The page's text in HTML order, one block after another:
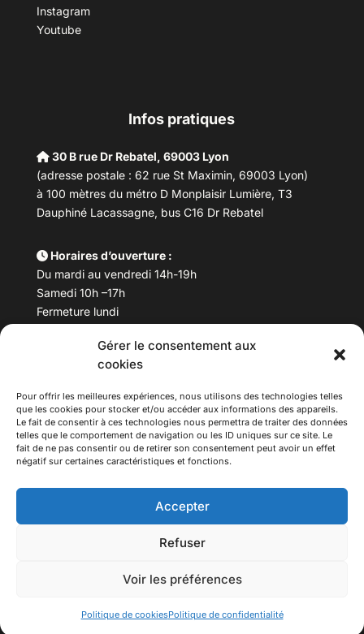
Gérer le consentement aux
cookies
Pour offrir les meilleures expériences, nous utilisons des technologies telles
que les cookies pour stocker et/ou accéder aux informations des appareils.
Le fait de consentir à ces technologies nous permettra de traiter des données
telles que le comportement de navigation ou les ID uniques sur ce site. Le
fait de ne pas consentir ou de retirer son consentement peut avoir un effet
négatif sur certaines caractéristiques et fonctions.
Accepter
Refuser
Voir les préférences
Politique de cookiesPolitique de confidentialité
Instagram
Youtube
Infos pratiques
30 B rue Dr Rebatel, 69003 Lyon
(adresse postale : 62 rue St Maximin, 69003 Lyon)
à 100 mètres du métro D Monplaisir Lumière, T3
Dauphiné Lacassagne, bus C16 Dr Rebatel
Horaires d’ouverture :
Du mardi au vendredi 14h-19h
Samedi 10h –17h
Fermeture lundi
Téléphone : 04 78 53 06 40
maisondesculturesasiatiques@asiexpo.com
Tous droits réservés.